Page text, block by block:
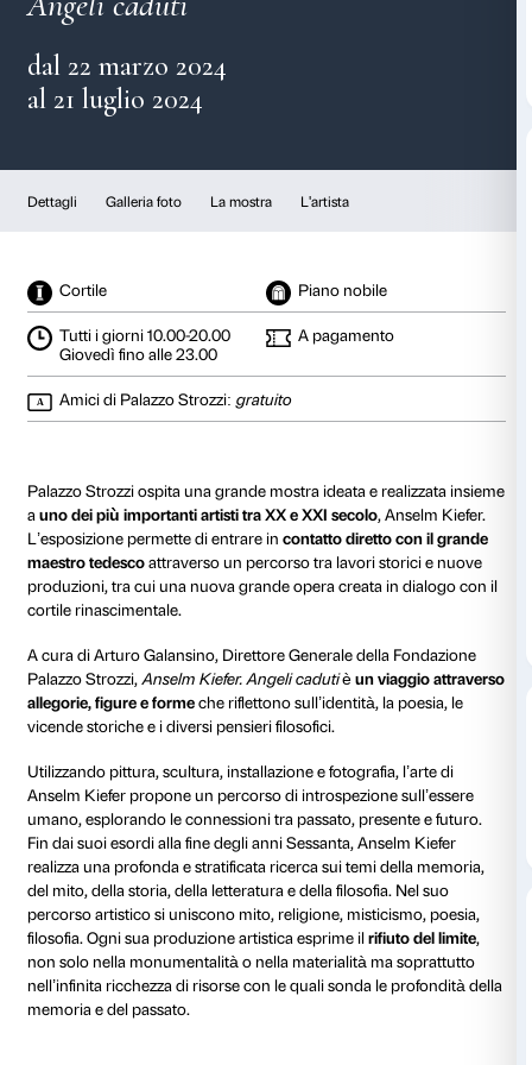
Anselm Kiefer
Angeli caduti
al 21 luglio 2024
Cortile Piano nobile
Tutti i giorni 10.00-20.00
Giovedì fino alle 23.00
Amici di Palazzo Strozzi:gratuito
Palazzo Strozzi ospita una grande mostra ideata e
auno dei più importanti artisti tra XX e XXI secolo
L’esposizione permette di entrare incontatto diretto
maestro tedescoattraverso un percorso tra lavori
produzioni, tra cui una nuova grande opera creata
cortile rinascimentale.